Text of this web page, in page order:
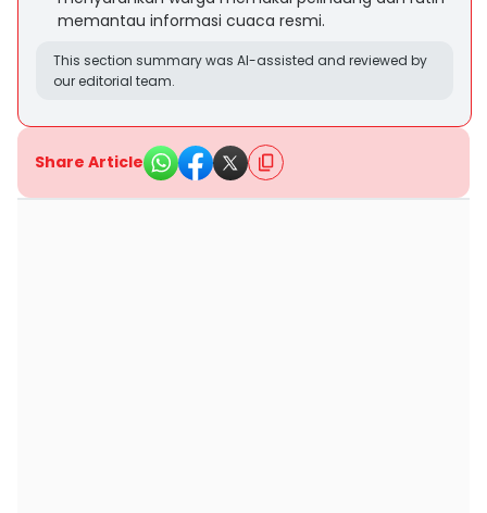
memantau informasi cuaca resmi.
This section summary was AI-assisted and reviewed by
our editorial team.
Share Article